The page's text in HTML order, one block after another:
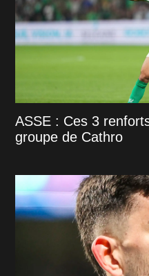
ASSE : Ces 3
groupe de Cathro